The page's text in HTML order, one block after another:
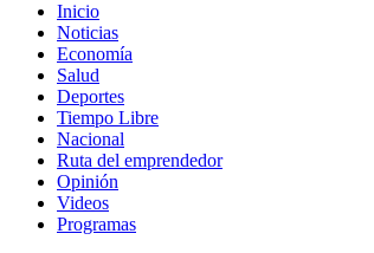
Inicio
Noticias
Economía
Salud
Deportes
Tiempo Libre
Nacional
Ruta del emprendedor
Opinión
Videos
Programas